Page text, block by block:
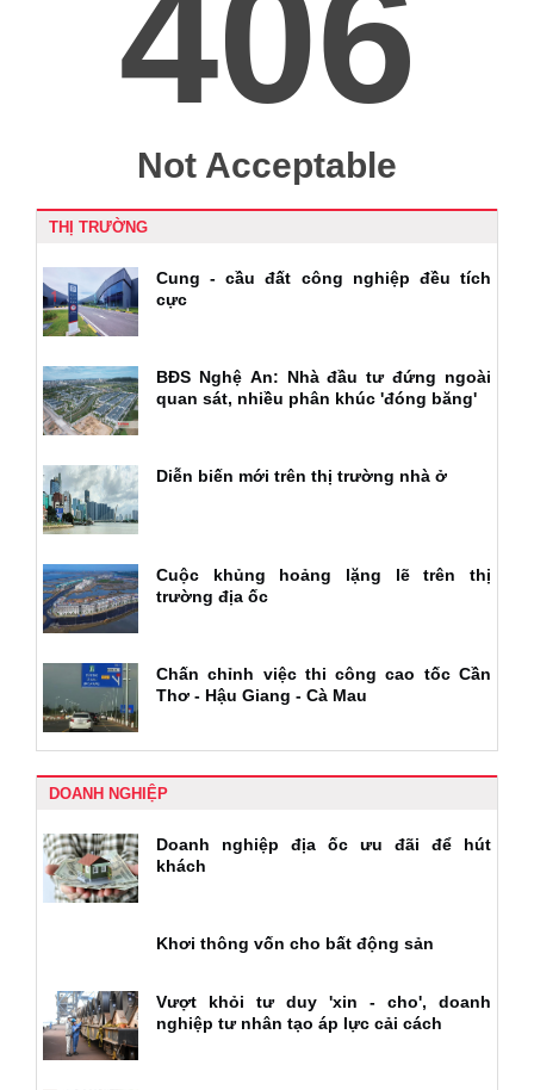
THỊ TRƯỜNG
Cung - cầu đất công nghiệp đều tích
cực
BĐS Nghệ An: Nhà đầu tư đứng ngoài
quan sát, nhiều phân khúc 'đóng băng'
Diễn biến mới trên thị trường nhà ở
Cuộc khủng hoảng lặng lẽ trên thị
trường địa ốc
Chấn chỉnh việc thi công cao tốc Cần
Thơ - Hậu Giang - Cà Mau
DOANH NGHIỆP
Doanh nghiệp địa ốc ưu đãi để hút
khách
Khơi thông vốn cho bất động sản
Vượt khỏi tư duy 'xin - cho', doanh
nghiệp tư nhân tạo áp lực cải cách